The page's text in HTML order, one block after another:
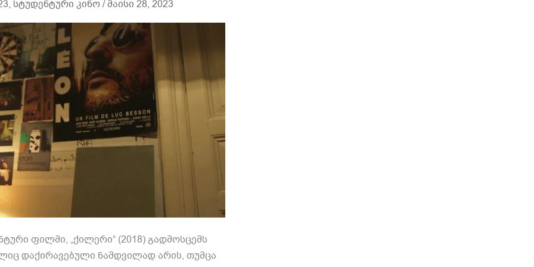
, სტუდენტური კინო/მაისი 28, 2023
ფილმი, „ქილერი“ (2018) გადმოსცემს
დაქირავებული ნამდვილად არის, თუმცა